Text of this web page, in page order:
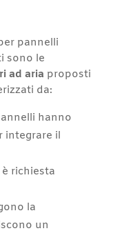
pannelli
sono le
ad aria proposti
da:
hanno
integrare il
richiesta
la
un